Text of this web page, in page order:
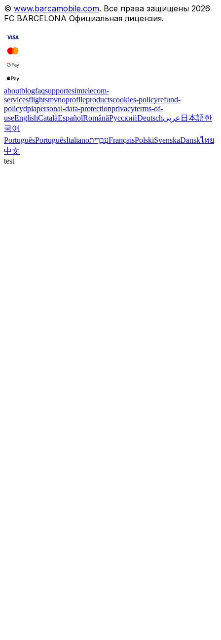
© www.barcamobile.com. Все права защищены 2026
FC BARCELONA Официальная лицензия.
aboutblogfaqsupportesimtelecom-
servicesflightsmvnoprofileproductscookies-policyrefund-
policydpiapersonal-data-protectionprivacyterms-of-
useEnglishCatalàEspañolRomânăРусскийDeutschعربي 日本語한
국어
PortuguêsPortuguêsItalianoעִבְרִיתFrançaisPolskiSvenskaDanskไทย
中文
test